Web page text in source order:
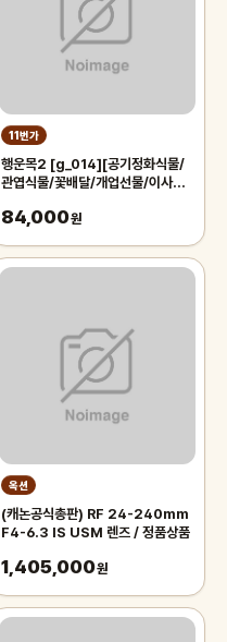
11번가
행운목2 [g_014][공기정화식물/
관엽식물/꽃배달/개업선물/이사화
84,000원
옥션
(캐논공식총판) RF 24-240mm
F4-6.3 IS USM 렌즈 / 정품상품
1,405,000원